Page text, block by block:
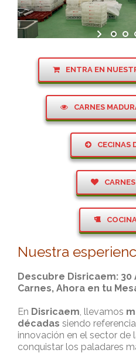
Las Mejores Instalaciones a su Servicio
Comprometidos con la
ENTRA EN
CARNES
CECINAS
Nuestra
Descubre Disricaem:
Carnes, Ahora en tu
En Disricaem, llevamos
décadas siendo
innovación en el sector de
conquistar los paladares